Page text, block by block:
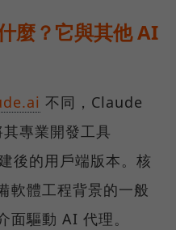
麼？它與其他 AI
不同，Claude
專業開發工具
後的用戶端版本。核
軟體工程背景的一般
面驅動 AI 代理。